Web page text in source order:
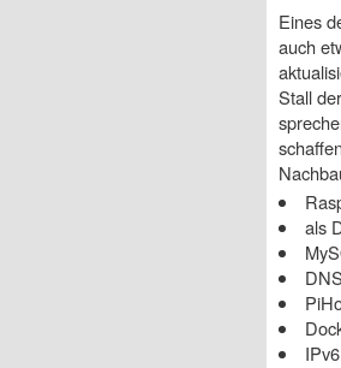
Eines
auch
Stall
als